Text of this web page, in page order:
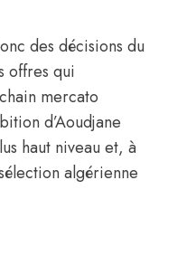
des décisions du
offres qui
mercato
d’Aoudjane
haut niveau et, à
algérienne